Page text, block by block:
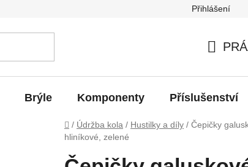
Přihlášení
KOŠÍK
Brýle Komponenty Příslušenství
Domů
/ Údržba kola / Hustilky a díly / Čepičky
hliníkové, zelené